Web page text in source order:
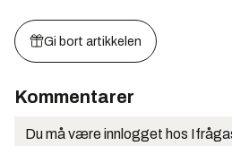
Gi bort artikkelen
Kommentarer
Du må være innlogget hos